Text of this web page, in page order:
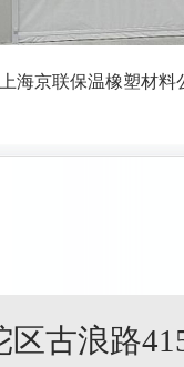
上海京联保温橡塑材
古浪路